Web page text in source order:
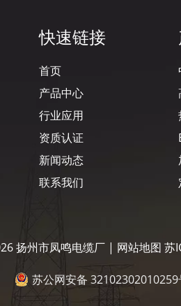
快速链接
首页
产品中心
行业应用
资质认证
新闻动态
联系我们
扬州市凤鸣电缆厂 | 网站地图 苏
苏公网安备 32102302010259